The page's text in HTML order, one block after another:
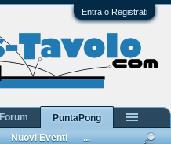
Entra o Registrati
Forum
PuntaPong
Nuovi Eventi ...